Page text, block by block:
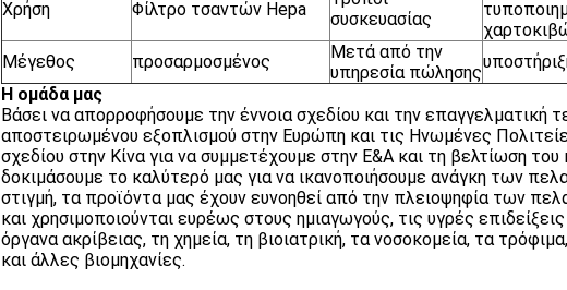
Χρήση Φίλτρο τσαντών Hepa
συσκευασίας
Μέγεθος
προσαρμοσμένος
Μετά από την
υπηρεσία πώλησης
Η ομάδα μας
Βάσει να απορροφήσουμε την έννοια σχεδίου και την επαγγελματική
αποστειρωμένου εξοπλισμού στην Ευρώπη και τις Ηνωμένες
σχεδίου στην Κίνα για να συμμετέχουμε στην Ε&Α και τη βελτίωση
δοκιμάσουμε το καλύτερό μας για να ικανοποιήσουμε ανάγκη των
στιγμή, τα προϊόντα μας έχουν ευνοηθεί από την πλειοψηφία των
και χρησιμοποιούνται ευρέως στους ημιαγωγούς, τις υγρές
όργανα ακρίβειας, τη χημεία, τη βιοιατρική, τα νοσοκομεία, τα
και άλλες βιομηχανίες.